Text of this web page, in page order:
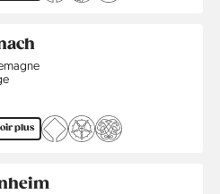
plus